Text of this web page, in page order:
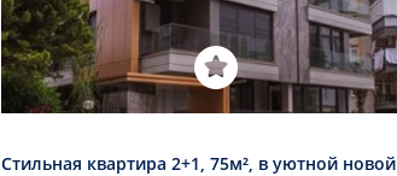
Стильная квартира 2+1, 75м², в уютной новой